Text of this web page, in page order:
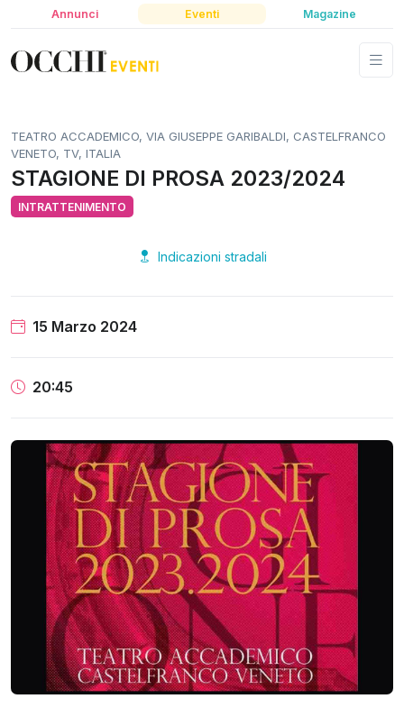
Annunci Eventi Magazine
TEATRO ACCADEMICO, VIA GIUSEPPE GARIBALDI, CASTELFRANCO
VENETO, TV, ITALIA
STAGIONE DI PROSA 2023/2024
INTRATTENIMENTO
Indicazioni stradali
15 Marzo 2024
20:45